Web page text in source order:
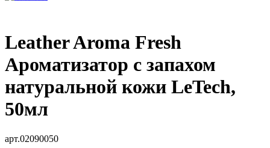
Leather Aroma Fresh
Ароматизатор с запахом
натуральной кожи LeTech,
50мл
арт.02090050